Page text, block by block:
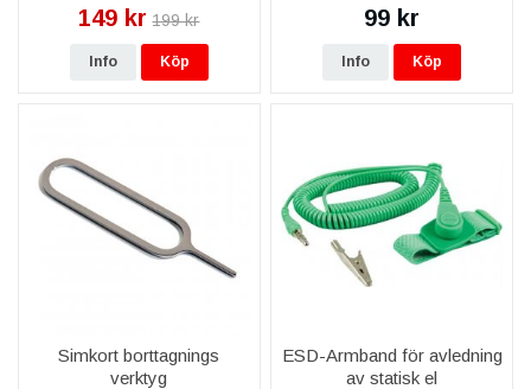
149 kr 199 kr
Info Köp
99 kr
Info Köp
Simkort borttagnings
verktyg
ESD-Armband för avledning
av statisk el